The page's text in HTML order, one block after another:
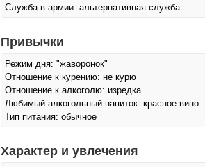
Служба в армии: альтернативная служба
Привычки
Режим дня: "жаворонок"
Отношение к курению: не курю
Отношение к алкоголю: изредка
Любимый алкогольный напиток: красное вино
Тип питания: обычное
Характер и увлечения